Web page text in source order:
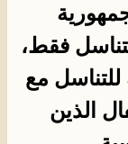
فقط،
مع
الذين